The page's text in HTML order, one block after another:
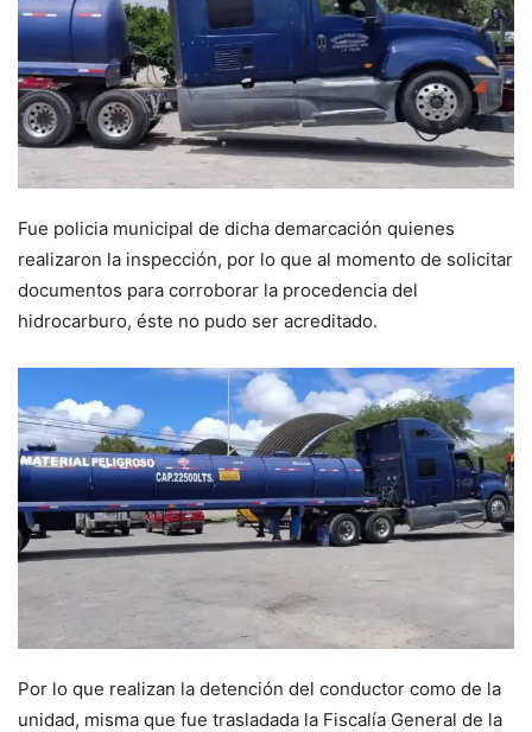
Fue policia municipal de dicha demarcación quienes
realizaron la inspección, por lo que al momento de solicitar
documentos para corroborar la procedencia del
hidrocarburo, éste no pudo ser acreditado.
Por lo que realizan la detención del conductor como de la
unidad, misma que fue trasladada la Fiscalía General de la